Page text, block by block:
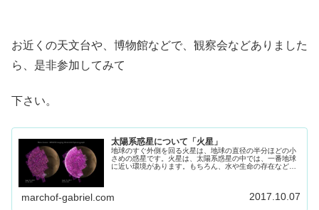
お近くの天文台や、博物館などで、観察会などありました
ら、是非参加してみて
下さい。
太陽系惑星について「火星」
地球のすぐ外側を回る火星は、地球の直径の半分ほどの小
さめの惑星です。火星は、太陽系惑星の中では、一番地球
に近い環境があります。もちろん、水や生命の存在など
marchof-gabriel.com 2017.10.07